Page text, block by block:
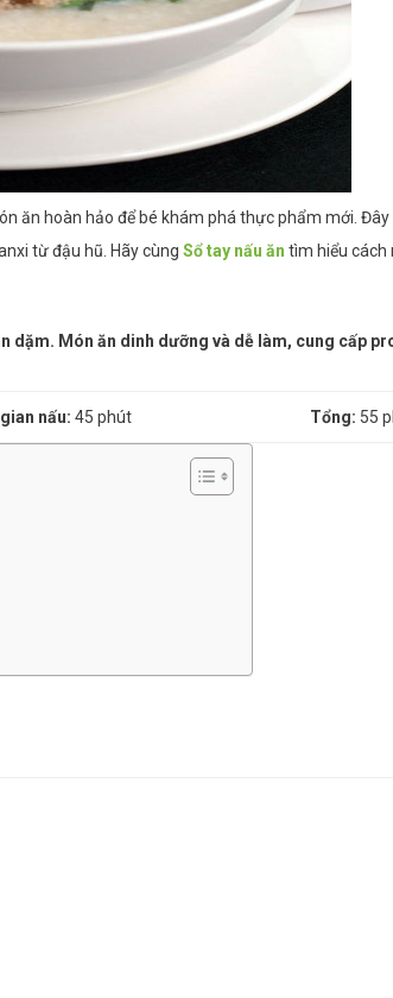
ăn hoàn hảo để bé khám phá thực phẩm mới. Đây
từ đậu hũ. Hãy cùng Sổ tay nấu ăn tìm hiểu cách
dặm. Món ăn dinh dưỡng và dễ làm, cung cấp
nấu: 45 phút Tổng: 55